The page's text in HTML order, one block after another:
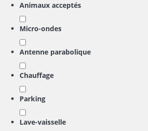
Animaux acceptés
Micro-ondes
Antenne parabolique
Chauffage
Parking
Lave-vaisselle